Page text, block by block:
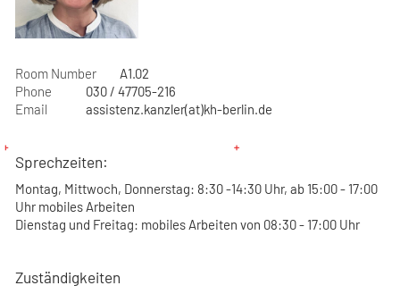
Room Number
A1.02
Phone
030 / 47705-216
Email
assistenz.kanzler(at)kh-berlin.de
Sprechzeiten:
Montag, Mittwoch, Donnerstag: 8:30 -14:30 Uhr, ab 15:00 - 17:00
Uhr mobiles Arbeiten
Dienstag und Freitag: mobiles Arbeiten von 08:30 - 17:00 Uhr
Zuständigkeiten